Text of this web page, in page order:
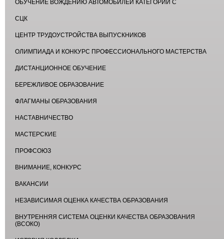
ОБУЧЕНИЕ ВОЖДЕНИЮ АВТОМОБИЛЕЙ КАТЕГОРИИ С
СЦК
ЦЕНТР ТРУДОУСТРОЙСТВА ВЫПУСКНИКОВ
ОЛИМПИАДА И КОНКУРС ПРОФЕССИОНАЛЬНОГО МАСТЕРСТВА
ДИСТАНЦИОННОЕ ОБУЧЕНИЕ
БЕРЕЖЛИВОЕ ОБРАЗОВАНИЕ
ФЛАГМАНЫ ОБРАЗОВАНИЯ
НАСТАВНИЧЕСТВО
МАСТЕРСКИЕ
ПРОФСОЮЗ
ВНИМАНИЕ, КОНКУРС
ВАКАНСИИ
НЕЗАВИСИМАЯ ОЦЕНКА КАЧЕСТВА ОБРАЗОВАНИЯ
ВНУТРЕННЯЯ СИСТЕМА ОЦЕНКИ КАЧЕСТВА ОБРАЗОВАНИЯ
(ВСОКО)